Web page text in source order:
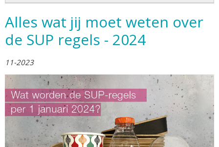
Alles wat jij moet weten over
de SUP regels - 2024
11-2023